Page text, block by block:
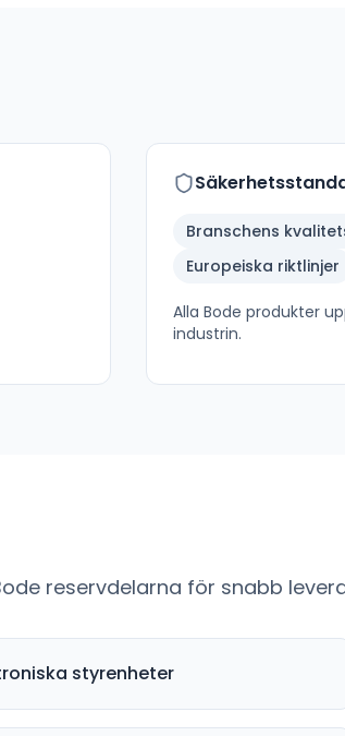
Branschens
Europeiska riktlinjer
Alla Bode produkter
industrin.
reservdelarna för snabb
styrenheter